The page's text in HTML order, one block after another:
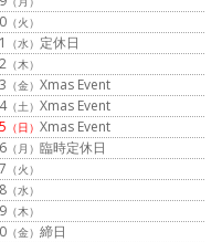
（火）
（水） 定休日
（木）
（金）Xmas Event
（土）Xmas Event
（日）Xmas Event
（月） 臨時定休日
（火）
（水）
（木）
（金）締日